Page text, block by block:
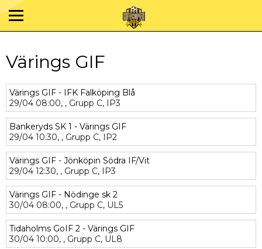
Värings GIF
Värings GIF - IFK Falköping Blå
29/04 08:00, , Grupp C, IP3
Bankeryds SK 1 - Värings GIF
29/04 10:30, , Grupp C, IP2
Värings GIF - Jönköpin Södra IF/Vit
29/04 12:30, , Grupp C, IP3
Värings GIF - Nödinge sk 2
30/04 08:00, , Grupp C, UL5
Tidaholms GoIF 2 - Värings GIF
30/04 10:00, , Grupp C, UL8